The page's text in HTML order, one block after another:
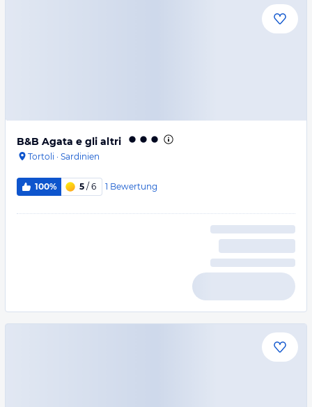
B&B Agata e gli altri
Tortoli · Sardinien
100% 5 / 6 1 Bewertung